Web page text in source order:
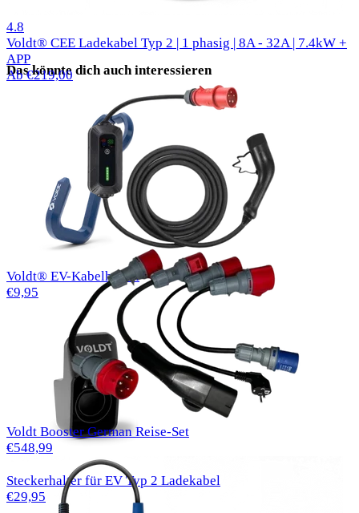
Das könnte dich auch interessieren
Voldt® EV-Kabelhaken
€9,95
Steckerhalter für EV Typ 2 Ladekabel
€29,95
4.8
Voldt® CEE Ladekabel Typ 2 | 1 phasig | 8A - 32A | 7.4kW +
APP
Ab €219,00
Voldt Booster German Reise-Set
€548,99